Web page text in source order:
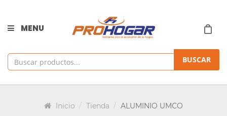
MENU
BUSCAR
Inicio Tienda ALUMINIO UMCO